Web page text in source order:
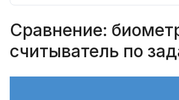
Сравнение:
считыватель по